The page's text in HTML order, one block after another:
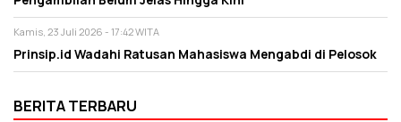
Kamis, 23 Juli 2026 - 17:42 WITA
Prinsip.id Wadahi Ratusan Mahasiswa Mengabdi di Pelosok
BERITA TERBARU